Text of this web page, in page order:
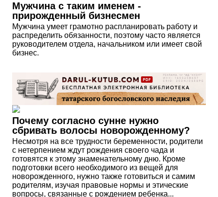
Мужчина с таким именем -
прирожденный бизнесмен
Мужчина умеет грамотно распланировать работу и
распределить обязанности, поэтому часто является
руководителем отдела, начальником или имеет свой
бизнес.
Почему согласно сунне нужно
сбривать волосы новорожденному?
Несмотря на все трудности беременности, родители
с нетерпением ждут рождения своего чада и
готовятся к этому знаменательному дню. Кроме
подготовки всего необходимого из вещей для
новорожденного, нужно также готовиться и самим
родителям, изучая правовые нормы и этические
вопросы, связанные с рождением ребенка...